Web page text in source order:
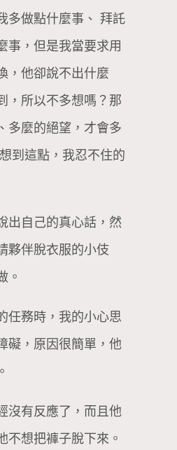
多做點什麼事、 拜託
事，但是我當要求用
，他卻說不出什麼
，所以不多想嗎？那
多麼的絕望，才會多
到這點，我忍不住的
出自己的真心話，然
夥伴脫衣服的小伎
。
任務時，我的小心思
礙，原因很簡單，他
沒有反應了，而且他
不想把褲子脫下來。